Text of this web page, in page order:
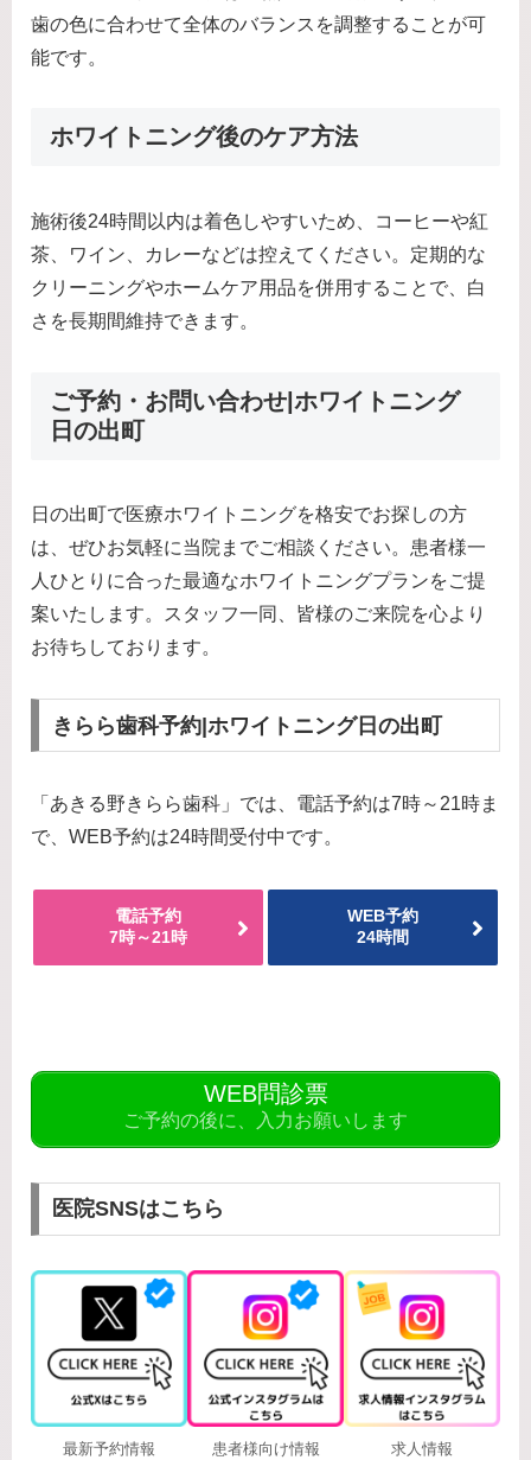
歯の色に合わせて全体のバランスを調整することが可
能です。
ホワイトニング後のケア方法
施術後24時間以内は着色しやすいため、コーヒーや紅
茶、ワイン、カレーなどは控えてください。定期的な
クリーニングやホームケア用品を併用することで、白
さを長期間維持できます。
ご予約・お問い合わせ|ホワイトニング
日の出町
日の出町で医療ホワイトニングを格安でお探しの方
は、ぜひお気軽に当院までご相談ください。患者様一
人ひとりに合った最適なホワイトニングプランをご提
案いたします。スタッフ一同、皆様のご来院を心より
お待ちしております。
きらら歯科予約|ホワイトニング日の出町
「あきる野きらら歯科」では、電話予約は7時～21時ま
で、WEB予約は24時間受付中です。
電話予約
7時～21時
WEB予約
24時間
WEB問診票
ご予約の後に、入力お願いします
医院SNSはこちら
最新予約情報 患者様向け情報 求人情報